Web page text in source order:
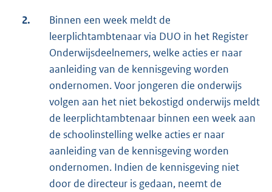
2.
Binnen een week meldt de
leerplichtambtenaar via DUO in het Register
Onderwijsdeelnemers, welke acties er naar
aanleiding van de kennisgeving worden
ondernomen. Voor jongeren die onderwijs
volgen aan het niet­ bekostigd onderwijs meldt
de leerplichtambtenaar binnen een week aan
de schoolinstelling welke acties er naar
aanleiding van de kennisgeving worden
ondernomen. Indien de kennisgeving niet
door de directeur is gedaan, neemt de